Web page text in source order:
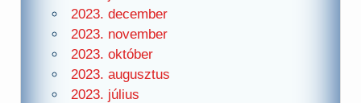
2023. december
2023. november
2023. október
2023. augusztus
2023. július